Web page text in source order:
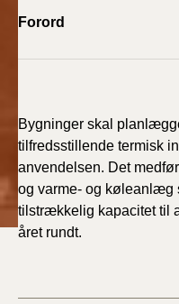
BR18 (29/6 - 31/12
2021)
BR18 (1/1-29/6
2021)
Forord
Bygninger skal
tilfredsstillende termisk
anvendelsen. Det
og varme- og køleanlæg
tilstrækkelig kapacitet til
året rundt.